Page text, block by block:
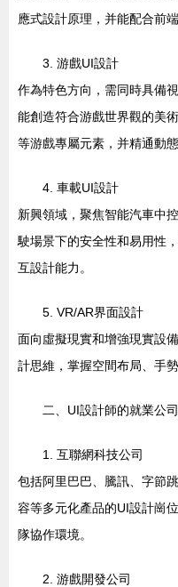
應式設計原理，并能配合前
3. 游戲UI設計
作為特色方向，需同時具備
能創造符合游戲世界觀的美
等游戲專屬元素，并精通動
4. 車載UI設計
新興領域，聚焦智能汽車中
駛場景下的安全性和易用性
互設計能力。
5. VR/AR界面設計
面向虛擬現實和增強現實設
計思維，掌握空間布局、手
二、UI設計師的就業公
1. 互聯網科技公司
包括阿里巴巴、騰訊、字節
容等多元化產品的UI設計崗
隊協作環境。
2. 游戲開發公司